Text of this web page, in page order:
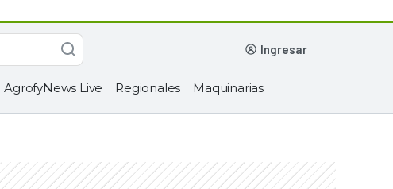
ingresar
AgrofyNews Live Regionales Maquinarias